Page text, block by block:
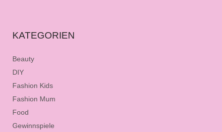
KATEGORIEN
Beauty
DIY
Fashion Kids
Fashion Mum
Food
Gewinnspiele